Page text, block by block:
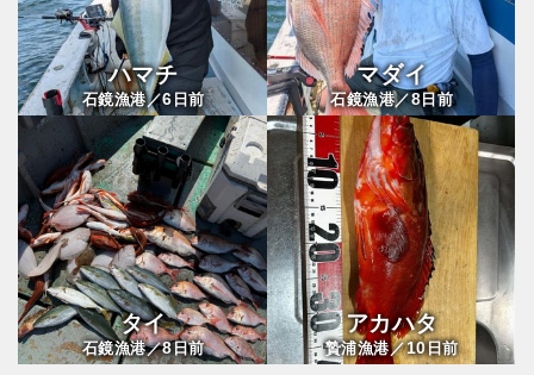
ハマチ
石鏡漁港／6 日前
マダイ
石鏡漁港／8 日前
タイ
石鏡漁港／8日前
アカハタ
贄浦漁港／10日前